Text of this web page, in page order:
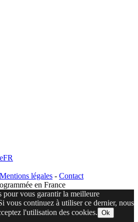
Mentions légales - Contact
en France
pour vous garantir la meilleure
vous continuez à utiliser ce dernier, nous
l'utilisation des cookies. Ok